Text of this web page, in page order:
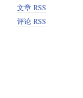
文章 RSS
评论 RSS